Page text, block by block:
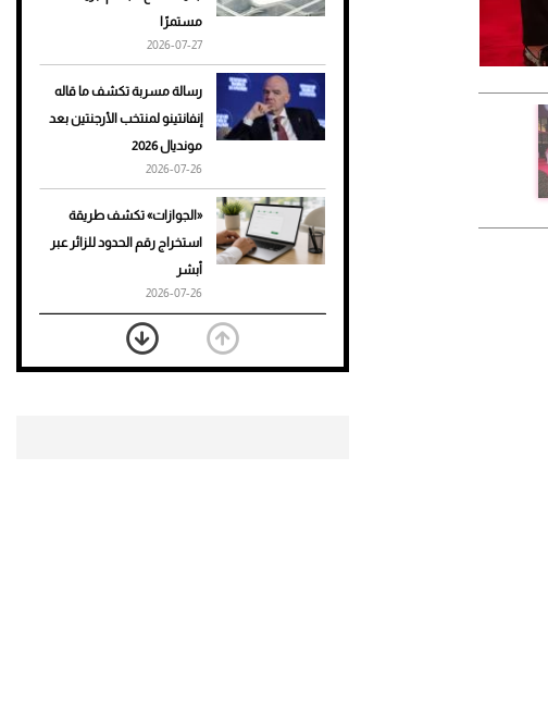
للرجال
مستمرًا
2026-07-27
رسالة مسربة تكشف ما قاله
إنفانتينو لمنتخب الأرجنتين بعد
مونديال 2026
2026-07-26
«الجوازات» تكشف طريقة
استخراج رقم الحدود للزائر عبر
أبشر
2026-07-26
بعد 7 أشهر من تعرضه لحادث
مروع.. جوشوا يفوز على برينغا